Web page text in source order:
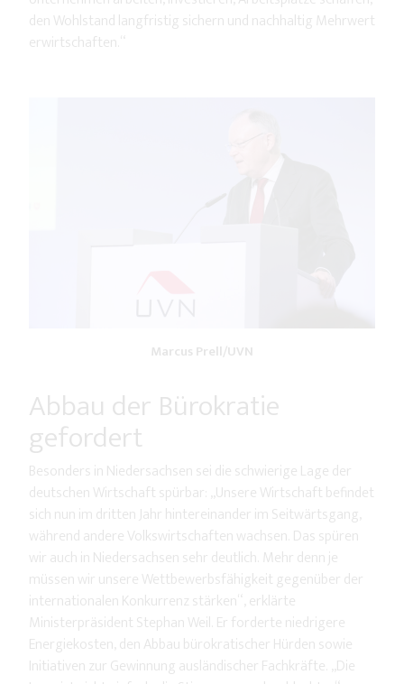
den Wohlstand langfristig sichern und nachhaltig Mehrwert
erwirtschaften.“
Marcus Prell/UVN
Abbau der Bürokratie
gefordert
Besonders in Niedersachsen sei die schwierige Lage der
deutschen Wirtschaft spürbar: „Unsere Wirtschaft befindet
sich nun im dritten Jahr hintereinander im Seitwärtsgang,
während andere Volkswirtschaften wachsen. Das spüren
wir auch in Niedersachsen sehr deutlich. Mehr denn je
müssen wir unsere Wettbewerbsfähigkeit gegenüber der
internationalen Konkurrenz stärken“, erklärte
Ministerpräsident Stephan Weil. Er forderte niedrigere
Energiekosten, den Abbau bürokratischer Hürden sowie
Initiativen zur Gewinnung ausländischer Fachkräfte. „Die